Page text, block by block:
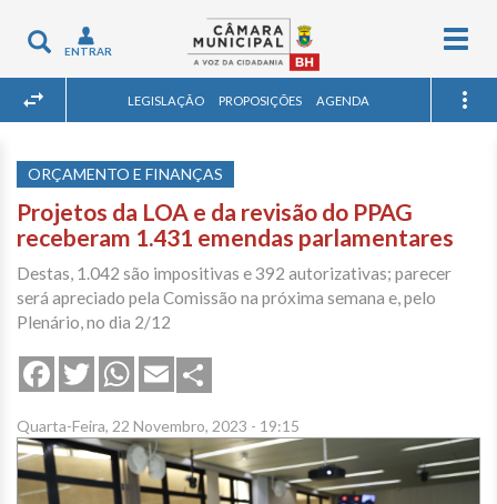
Toggle
navigation
ENTRAR
LEGISLAÇÃO PROPOSIÇÕES AGENDA
ORÇAMENTO E FINANÇAS
Projetos da LOA e da revisão do PPAG
receberam 1.431 emendas parlamentares
Destas, 1.042 são impositivas e 392 autorizativas; parecer
será apreciado pela Comissão na próxima semana e, pelo
Plenário, no dia 2/12
FacebookTwitterWhatsApp
Email
Quarta-Feira, 22 Novembro, 2023 - 19:15